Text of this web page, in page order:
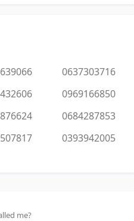
0637303716
0969166850
0684287853
0393942005
me?